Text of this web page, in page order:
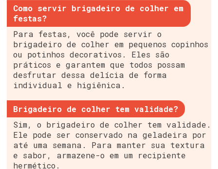
Como servir brigadeiro de colher em
festas?
Para festas, você pode servir o
brigadeiro de colher em pequenos copinhos
ou potinhos decorativos. Eles são
práticos e garantem que todos possam
desfrutar dessa delícia de forma
individual e higiênica.
Brigadeiro de colher tem validade?
Sim, o brigadeiro de colher tem validade.
Ele pode ser conservado na geladeira por
até uma semana. Para manter sua textura
e sabor, armazene-o em um recipiente
hermético.